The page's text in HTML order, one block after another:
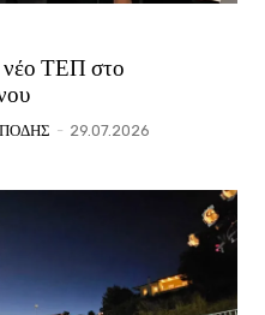
νέο ΤΕΠ στο
- 29.07.2026